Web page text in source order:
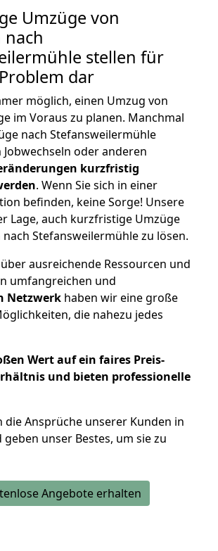
Umzüge von
nach
stellen für
dar
möglich, einen Umzug von
im Voraus zu planen. Manchmal
nach Stefansweilermühle
oder anderen
kurzfristig
. Wenn Sie sich in einer
befinden, keine Sorge! Unsere
Lage, auch kurzfristige Umzüge
Stefansweilermühle zu lösen.
ausreichende Ressourcen und
umfangreichen und
Netzwerk haben wir eine große
die nahezu jedes
Wert auf ein faires Preis-
und bieten professionelle
die Ansprüche unserer Kunden in
unser Bestes, um sie zu
Angebote erhalten